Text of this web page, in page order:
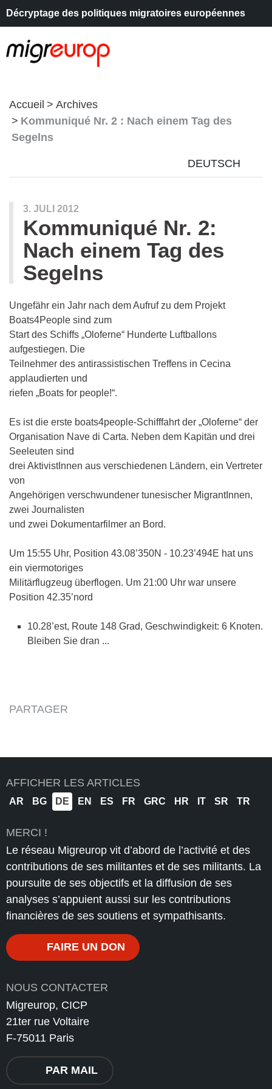
Décryptage des politiques migratoires européennes
Accueil
Archives
Kommuniqué Nr. 2 : Nach einem Tag des
Segelns
DEUTSCH
3. JULI 2012
Kommuniqué Nr. 2:
Nach einem Tag des
Segelns
Ungefähr ein Jahr nach dem Aufruf zu dem Projekt
Boats4People sind zum
Start des Schiffs „Oloferne“ Hunderte Luftballons
aufgestiegen. Die
Teilnehmer des antirassistischen Treffens in Cecina
applaudierten und
riefen „Boats for people!“.
Es ist die erste boats4people-Schifffahrt der „Oloferne“ der
Organisation Nave di Carta. Neben dem Kapitän und drei
Seeleuten sind
drei AktivistInnen aus verschiedenen Ländern, ein Vertreter
von
Angehörigen verschwundener tunesischer MigrantInnen,
zwei Journalisten
und zwei Dokumentarfilmer an Bord.
Um 15:55 Uhr, Position 43.08’350N - 10.23’494E hat uns
ein viermotoriges
Militärflugzeug überflogen. Um 21:00 Uhr war unsere
Position 42.35’nord
10.28’est, Route 148 Grad, Geschwindigkeit: 6 Knoten.
Bleiben Sie dran ...
PARTAGER
AFFICHER LES ARTICLES
AR BG DE EN ES FR GRC HR IT SR TR
NOUS CONTACTER
Migreurop, CICP
21ter rue Voltaire
F-75011 Paris
PAR MAIL
MERCI !
Le réseau Migreurop vit d’abord de l’activité et des
contributions de ses militantes et de ses militants. La
poursuite de ses objectifs et la diffusion de ses
analyses s’appuient aussi sur les contributions
financières de ses soutiens et sympathisants.
FAIRE UN DON